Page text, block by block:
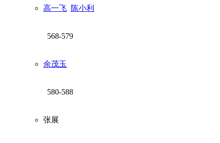
高一飞 陈小利
568-579
余茂玉
580-588
张展